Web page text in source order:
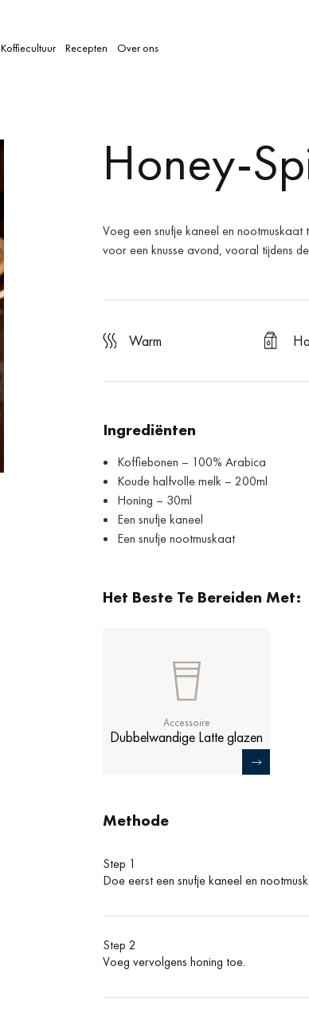
Koffiecultuur Recepten Over ons
Honey-
Voeg een snufje kaneel en
voor een knusse avond, vooral tijdens
warm
Ingrediënten
Koffiebonen – 100% Arabica
Koude halfvolle melk – 200ml
Honing – 30ml
Een snufje kaneel
Een snufje nootmuskaat
Het Beste Te Bereiden Met:
Accessoire
Dubbelwandige Latte glazen
Methode
Step 1
Doe eerst een snufje kaneel en
Step 2
Voeg vervolgens honing toe.